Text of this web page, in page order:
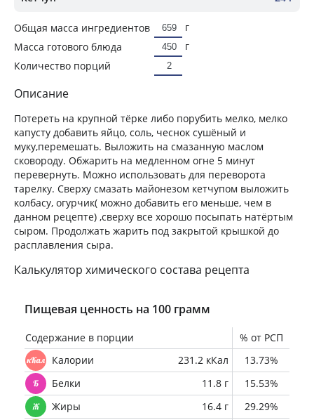
Общая масса ингредиентов
г
Масса готового блюда
г
Количество порций
Описание
Потереть на крупной тёрке либо порубить мелко, мелко
капусту добавить яйцо, соль, чеснок сушёный и
муку,перемешать. Выложить на смазанную маслом
сковороду. Обжарить на медленном огне 5 минут
перевернуть. Можно использовать для переворота
тарелку. Сверху смазать майонезом кетчупом выложить
колбасу, огурчик( можно добавить его меньше, чем в
данном рецепте) ,сверху все хорошо посыпать натёртым
сыром. Продолжать жарить под закрытой крышкой до
расплавления сыра.
Калькулятор химического состава рецепта
Пищевая ценность на 100 грамм
Содержание в порции
% от РСП
Калории
231.2 кКал
13.73%
Белки
11.8 г
15.53%
Жиры
16.4 г
29.29%